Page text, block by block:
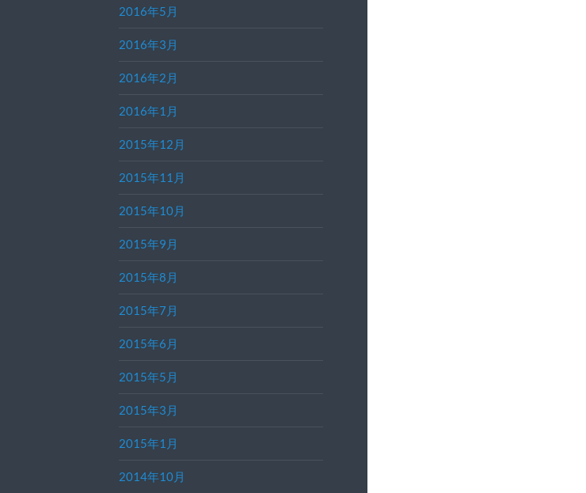
2016年5月
2016年3月
2016年2月
2016年1月
2015年12月
2015年11月
2015年10月
2015年9月
2015年8月
2015年7月
2015年6月
2015年5月
2015年3月
2015年1月
2014年10月